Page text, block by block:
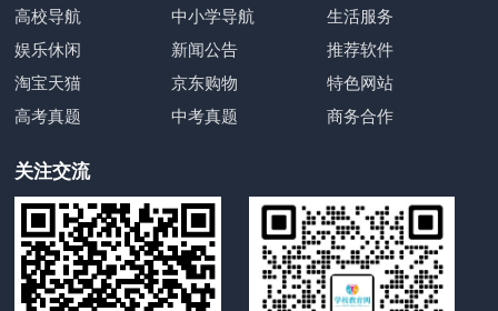
高校导航
中小学导航
生活服务
娱乐休闲
新闻公告
推荐软件
淘宝天猫
京东购物
特色网站
高考真题
中考真题 商务合作
关注交流